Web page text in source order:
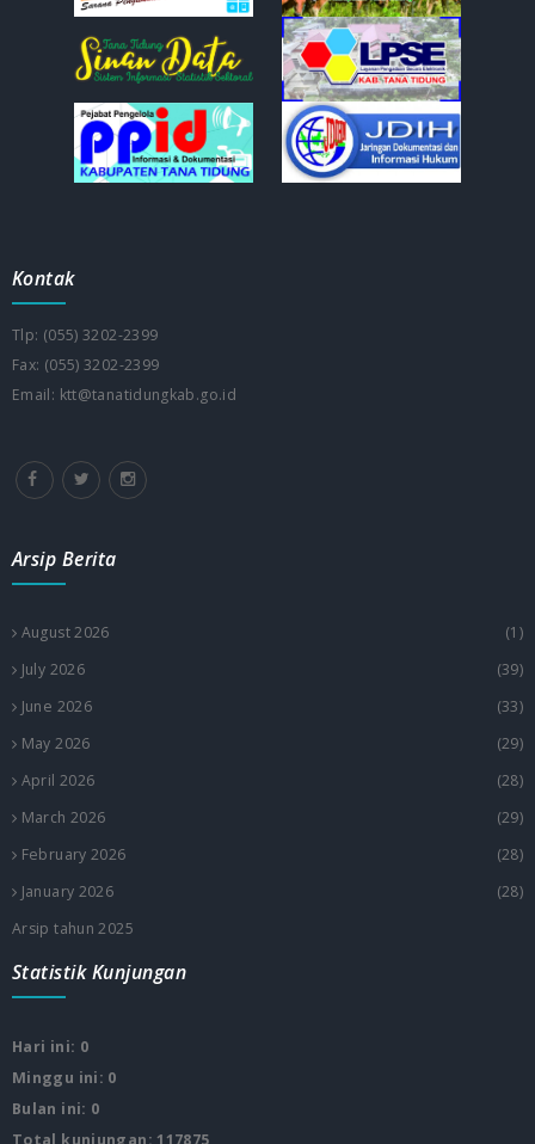
Kontak
Tlp: (055) 3202-2399
Fax: (055) 3202-2399
Email: ktt@tanatidungkab.go.id
Arsip Berita
August 2026
(1)
July 2026
(39)
June 2026
(33)
May 2026
(29)
April 2026
(28)
March 2026
(29)
February 2026
(28)
January 2026
(28)
Arsip tahun 2025
Statistik Kunjungan
Hari ini: 0
Minggu ini: 0
Bulan ini: 0